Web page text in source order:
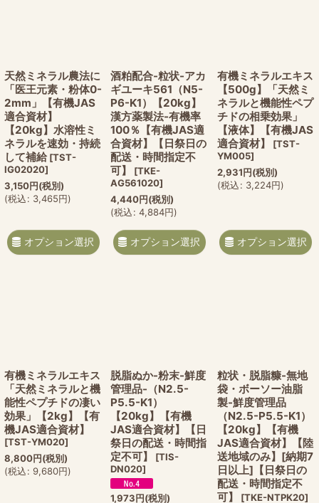
天然ミネラル農法に
「医王元素・粉体0-
2mm」【有機JAS
適合資材】
【20kg】水溶性ミ
ネラルを速効・持続
して補給 [TST-
IG02020]
3,150円(税別)
(税込: 3,465円)
オプション選択
酒粕配合-粒状-アカ
ギユーキ561（N5-
P6-K1）【20kg】
漢方薬製法-有機率
100％【有機JAS適
合資材】【日祭日の
配送・時間指定不
可】
[TKE-
AG561020]
4,440円(税別)
(税込: 4,884円)
オプション選択
有機ミネラルエキス
【500g】「天然ミ
ネラルと機能性ペプ
チドの相乗効果」
【液体】【有機JAS
適合資材】
[TST-
YM005]
2,931円(税別)
(税込: 3,224円)
オプション選択
有機ミネラルエキス
「天然ミネラルと機
能性ペプチドの凄い
効果」【2kg】【有
機JAS適合資材】
[TST-YM020]
8,800円(税別)
(税込: 9,680円)
脱脂ぬか-粉末-鮮度
管理品-（N2.5-
P5.5-K1）
【20kg】【有機
JAS適合資材】【日
祭日の配送・時間指
定不可】
[TIS-
DN020]
1,973円(税別)
粒状・脱脂糠-無地
袋・ボーソー油脂
製-鮮度管理品
（N2.5-P5.5-K1）
【20kg】【有機
JAS適合資材】【陸
送地域のみ】[納期7
日以上]【日祭日の
配送・時間指定不
可】
[TKE-NTPK20]